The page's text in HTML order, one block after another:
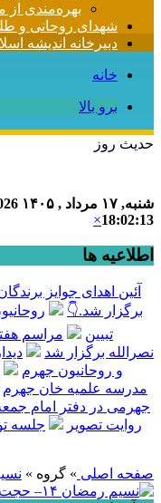
بهره‌مندی
شهدای روحانی و
دبیرخانه اندیشه
خانه
برو بالا
حدیث روز
شنبه, ۱۷ مرداد , ۱۴۰۵
18:02:14
×
اطلاعیه ها
آئین اهدای جوایز
برگزار شد.👇
تبیین
مراسم
نصرالله برگزار شد
و روحانیون جهرم
مدرسه علمیه خان جهرم
جهرمی در دفتر امام
روایت تصویر
جلسه
صفحه اصلی » گروه »